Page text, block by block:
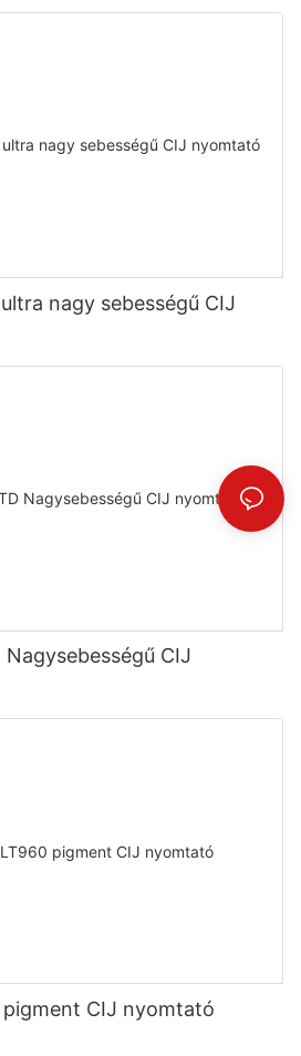
nagy sebességű CIJ
Nagysebességű CIJ
pigment CIJ nyomtató